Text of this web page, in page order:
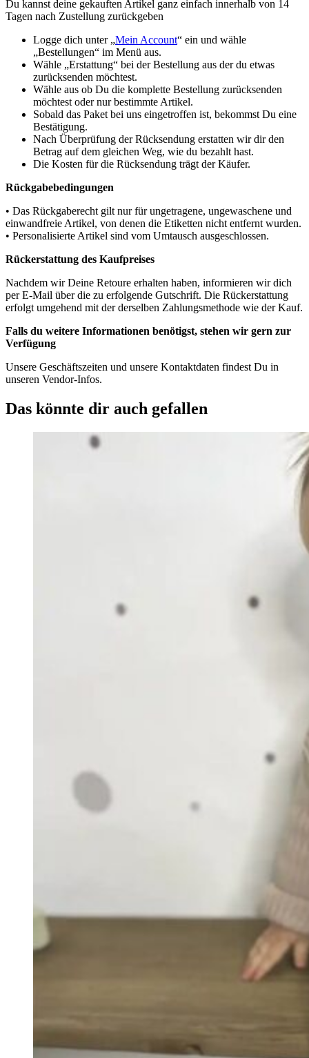
Du kannst deine gekauften Artikel ganz einfach innerhalb von 14
Tagen nach Zustellung zurückgeben
Logge dich unter „Mein Account“ ein und wähle
„Bestellungen“ im Menü aus.
Wähle „Erstattung“ bei der Bestellung aus der du etwas
zurücksenden möchtest.
Wähle aus ob Du die komplette Bestellung zurücksenden
möchtest oder nur bestimmte Artikel.
Sobald das Paket bei uns eingetroffen ist, bekommst Du eine
Bestätigung.
Nach Überprüfung der Rücksendung erstatten wir dir den
Betrag auf dem gleichen Weg, wie du bezahlt hast.
Die Kosten für die Rücksendung trägt der Käufer.
Rückgabebedingungen
• Das Rückgaberecht gilt nur für ungetragene, ungewaschene und
einwandfreie Artikel, von denen die Etiketten nicht entfernt wurden.
• Personalisierte Artikel sind vom Umtausch ausgeschlossen.
Rückerstattung des Kaufpreises
Nachdem wir Deine Retoure erhalten haben, informieren wir dich
per E-Mail über die zu erfolgende Gutschrift. Die Rückerstattung
erfolgt umgehend mit der derselben Zahlungsmethode wie der Kauf.
Falls du weitere Informationen benötigst, stehen wir gern zur
Verfügung
Unsere Geschäftszeiten und unsere Kontaktdaten findest Du in
unseren Vendor-Infos.
Das könnte dir auch gefallen